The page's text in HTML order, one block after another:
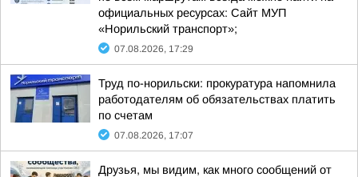
официальных ресурсах: Сайт МУП
«Норильский транспорт»;
07.08.2026, 17:29
Труд по-норильски: прокуратура напомнила
работодателям об обязательствах платить
по счетам
07.08.2026, 17:07
Друзья, мы видим, как много сообщений от